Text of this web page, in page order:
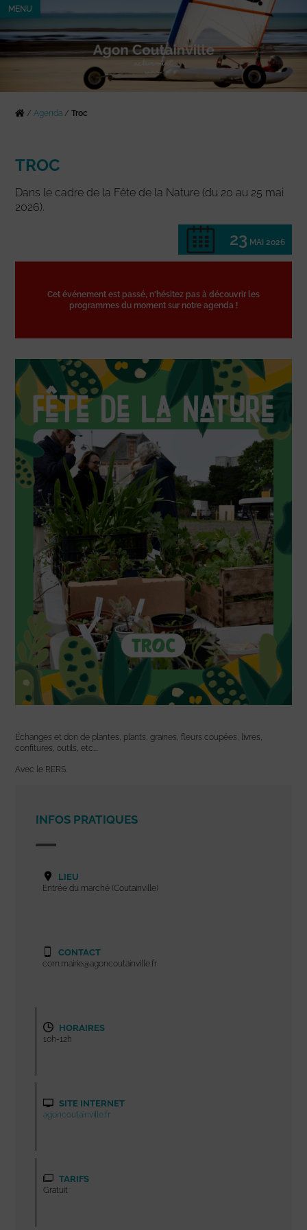
MENU
/Agenda /Troc
TROC
Dans le cadre de la Fête de la Nature (du 20 au 25 mai
2026).
23 MAI 2026
Cet événement est passé, n'hésitez pas à découvrir les
programmes du moment sur notre agenda !
Échanges et don de plantes, plants, graines, fleurs coupées, livres,
confitures, outils, etc….
Avec le RERS.
INFOS PRATIQUES
LIEU
Entrée du marché (Coutainville)
CONTACT
com.mairie@agoncoutainville.fr
HORAIRES
10h-12h
SITE INTERNET
agoncoutainville.fr
TARIFS
Gratuit